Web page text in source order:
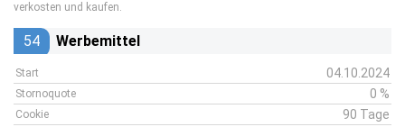
verkosten und kaufen.
54 Werbemittel
Start 04.10.2024
Stornoquote 0 %
Cookie 90 Tage